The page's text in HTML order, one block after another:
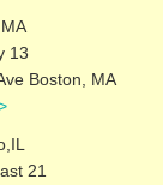
13
Boston, MA
21